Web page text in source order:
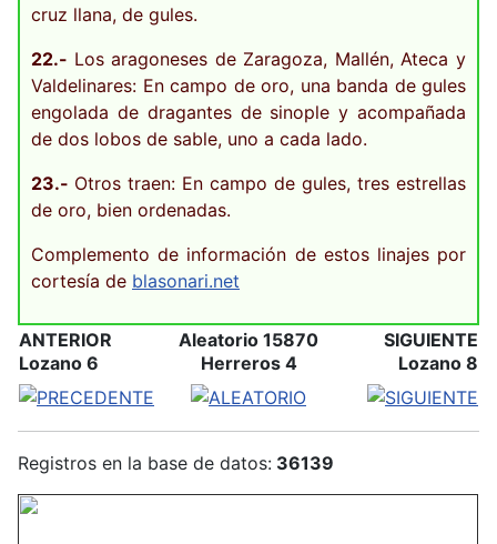
cruz llana, de gules.
22.- Los aragoneses de Zaragoza, Mallén, Ateca y
Valdelinares: En campo de oro, una banda de gules
engolada de dragantes de sinople y acompañada
de dos lobos de sable, uno a cada lado.
23.- Otros traen: En campo de gules, tres estrellas
de oro, bien ordenadas.
Complemento de información de estos linajes por
cortesía de blasonari.net
ANTERIOR
Lozano 6
Aleatorio 15870
Herreros 4
SIGUIENTE
Lozano 8
Registros en la base de datos: 36139